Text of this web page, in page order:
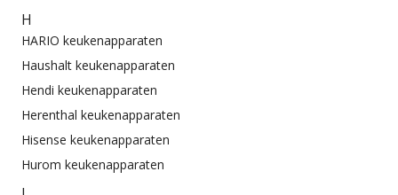
H
HARIO keukenapparaten
Haushalt keukenapparaten
Hendi keukenapparaten
Herenthal keukenapparaten
Hisense keukenapparaten
Hurom keukenapparaten